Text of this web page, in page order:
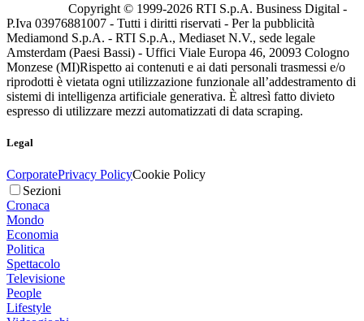
Copyright © 1999-2026 RTI S.p.A. Business Digital -
P.Iva 03976881007 - Tutti i diritti riservati - Per la pubblicità
Mediamond S.p.A. - RTI S.p.A., Mediaset N.V., sede legale
Amsterdam (Paesi Bassi) - Uffici Viale Europa 46, 20093 Cologno
Monzese (MI)Rispetto ai contenuti e ai dati personali trasmessi e/o
riprodotti è vietata ogni utilizzazione funzionale all’addestramento di
sistemi di intelligenza artificiale generativa. È altresì fatto divieto
espresso di utilizzare mezzi automatizzati di data scraping.
Legal
CorporatePrivacy PolicyCookie Policy
Sezioni
Cronaca
Mondo
Economia
Politica
Spettacolo
Televisione
People
Lifestyle